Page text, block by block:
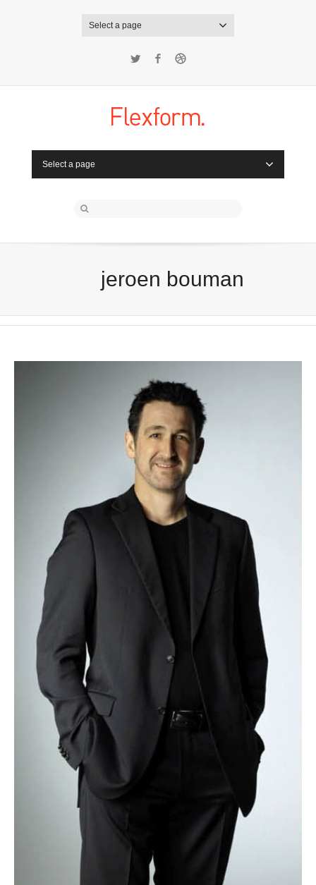
Select a page
Twitter Facebook
Select a page
jeroen bouman